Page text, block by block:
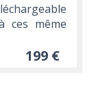
ces même
199 €